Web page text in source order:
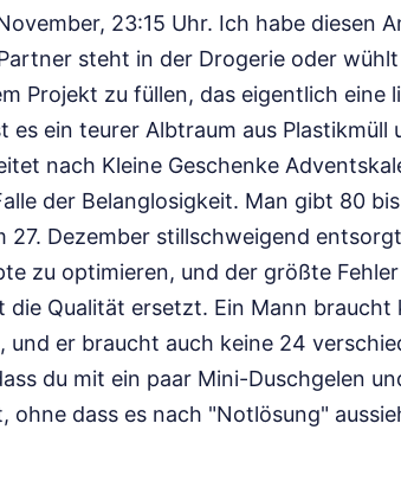
23:15 Uhr. Ich habe diesen
steht in der Drogerie oder
Projekt zu füllen, das eigentlich eine
es ein teurer Albtraum aus
nach Kleine Geschenke
der Belanglosigkeit. Man gibt 80
27. Dezember stillschweigend
zu optimieren, und der größte
die Qualität ersetzt. Ein Mann
er braucht auch keine 24
du mit ein paar Mini-Duschgelen
ohne dass es nach "Notlösung"